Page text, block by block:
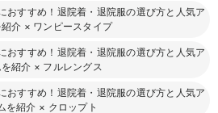
おすすめ！退院着・退院服の選び方と人気ア
介 × ワンピースタイプ
おすすめ！退院着・退院服の選び方と人気ア
紹介 × フルレングス
おすすめ！退院着・退院服の選び方と人気ア
を紹介 × クロップト